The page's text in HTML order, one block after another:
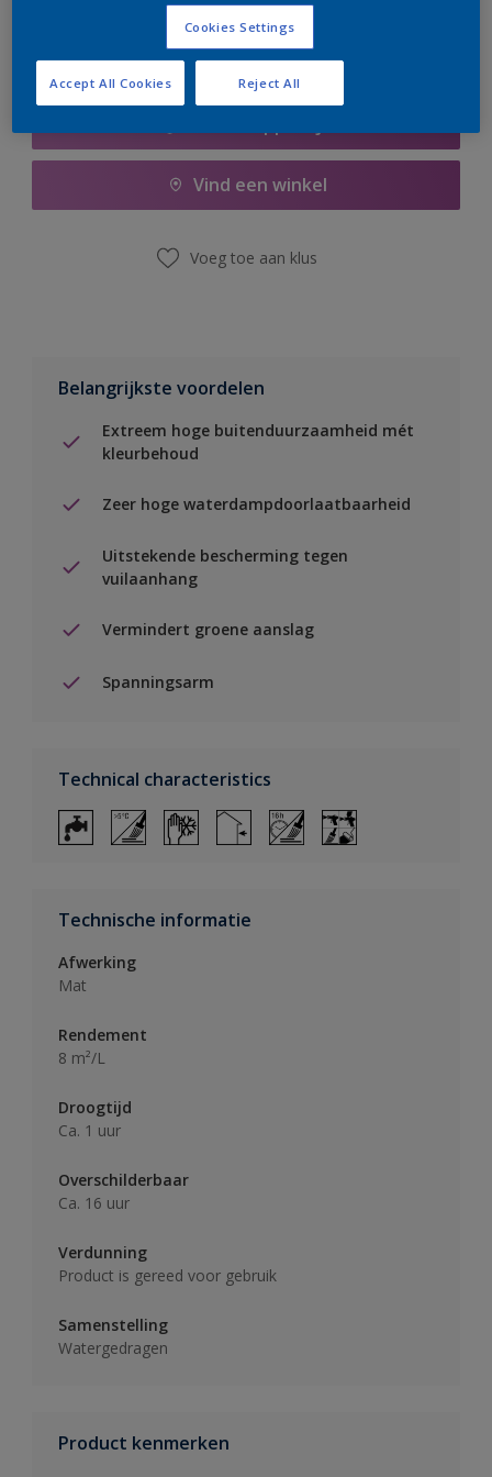
Vind een winkel
Voeg toe aan klus
Belangrijkste voordelen
Extreem hoge buitenduurzaamheid mét
kleurbehoud
Zeer hoge waterdampdoorlaatbaarheid
Uitstekende bescherming tegen
vuilaanhang
Vermindert groene aanslag
Spanningsarm
Technical characteristics
Technische informatie
Afwerking
Mat
Rendement
8 m²/L
Droogtijd
Ca. 1 uur
Overschilderbaar
Ca. 16 uur
Verdunning
Product is gereed voor gebruik
Samenstelling
Watergedragen
Product kenmerken
Cookies Settings
Reject All
Accept All Cookies